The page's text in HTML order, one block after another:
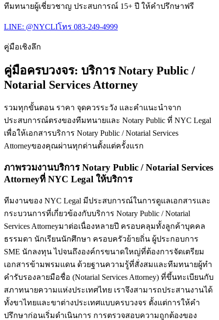
ทีมทนายผู้เชี่ยวชาญ ประสบการณ์ 15+ ปี ให้คำปรึกษาฟรี
LINE: @NYCLIโทร 083-249-4999
คู่มือเชิงลึก
คู่มือครบวงจร: บริการ Notary Public /
Notarial Services Attorney
รวมทุกขั้นตอน ราคา จุดควรระวัง และคำแนะนำจาก
ประสบการณ์ตรงของทีมทนายและ Notary Public ที่ NYC Legal
เพื่อให้เอกสารบริการ Notary Public / Notarial Services
Attorneyของคุณผ่านทุกด่านตั้งแต่ครั้งแรก
ภาพรวมงานบริการ Notary Public / Notarial Services
Attorneyที่ NYC Legal ให้บริการ
ทีมงานของ NYC Legal มีประสบการณ์ในการดูแลเอกสารและ
กระบวนการที่เกี่ยวข้องกับบริการ Notary Public / Notarial
Services Attorneyมาต่อเนื่องหลายปี ครอบคลุมทั้งลูกค้าบุคคล
ธรรมดา นักเรียนนักศึกษา ครอบครัวย้ายถิ่น ผู้ประกอบการ
SME นักลงทุน ไปจนถึงองค์กรขนาดใหญ่ที่ต้องการจัดเตรียม
เอกสารข้ามพรมแดน ด้วยฐานความรู้ที่สั่งสมและทีมทนายผู้ทำ
คำรับรองลายมือชื่อ (Notarial Services Attorney) ที่ขึ้นทะเบียนกับ
สภาทนายความแห่งประเทศไทย เราจึงสามารถประสานงานได้
ทั้งขาไทยและขาต่างประเทศแบบครบวงจร ตั้งแต่การให้คำ
ปรึกษาก่อนเริ่มดำเนินการ การตรวจสอบความถูกต้องของ